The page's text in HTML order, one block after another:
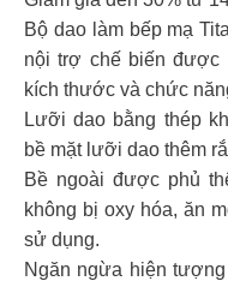
Bộ dao làm bếp mạ
nội trợ chế biến được
kích thước và chức
Lưỡi dao bằng thép
bề mặt lưỡi dao thêm
Bề ngoài được phủ
không bị oxy hóa, ăn
sử dụng.
Ngăn ngừa hiện